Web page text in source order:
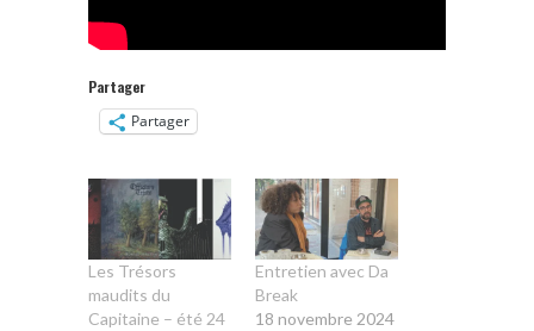
Partager
Partager
Les Trésors
maudits du
Capitaine – été 24
Entretien avec Da
Break
18 novembre 2024